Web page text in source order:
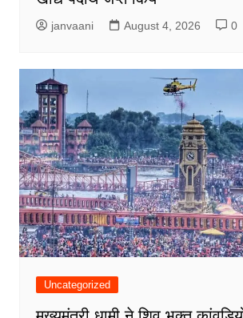
janvaani August 4, 2026 0
Uncategorized